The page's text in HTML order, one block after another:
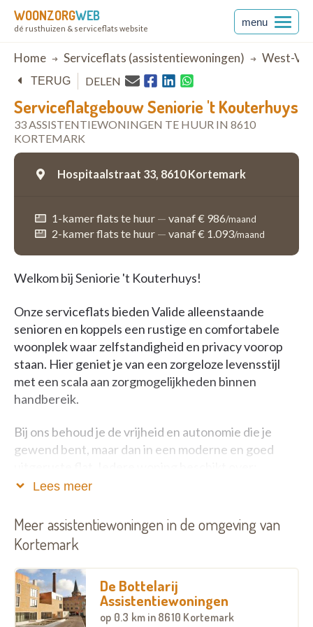
WOONZORGWEB
dé rusthuizen & serviceflats website
menu
Breadcrumb
Home Serviceflats (assistentiewoningen) West-
Serviceflatgebouw Seniorie 't Kouterhuys
33 ASSISTENTIEWONINGEN TE HUUR IN 8610
KORTEMARK
TERUG DELEN
Hospitaalstraat 33, 8610 Kortemark
1-kamer flats te huur — vanaf € 986/maand
2-kamer flats te huur — vanaf € 1.093/maand
Welkom bij Seniorie 't Kouterhuys!
Onze serviceflats bieden Valide alleenstaande
senioren en koppels een rustige en comfortabele
woonplek waar zelfstandigheid en privacy voorop
staan. Hier geniet je van een zorgeloze levensstijl
met een scala aan zorgmogelijkheden binnen
handbereik.
Bij ons behoud je de vrijheid en autonomie die je
gewend bent, maar dan in een moderne en goed
Een volledig ingerichte keuken
Een badkamer met wastafel, toilet en douche
Een comfortabele slaapkamer
Een heerlijk terras
Een handige afgesloten berging
Veiligheid en dienstverlening staan bij ons hoog in
Lees meer
Meer assistentiewoningen in de omgeving van
Kortemark
De Bottelarij
Assistentiewoningen
op 0.3 km in 8610 Kortemark